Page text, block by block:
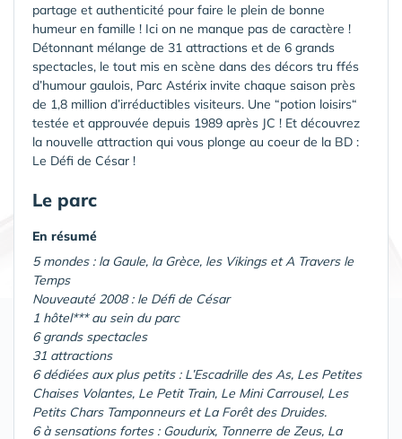
partage et authenticité pour faire le plein de bonne
humeur en famille ! Ici on ne manque pas de caractère !
Détonnant mélange de 31 attractions et de 6 grands
spectacles, le tout mis en scène dans des décors tru ffés
d’humour gaulois, Parc Astérix invite chaque saison près
de 1,8 million d’irréductibles visiteurs. Une “potion loisirs“
testée et approuvée depuis 1989 après JC ! Et découvrez
la nouvelle attraction qui vous plonge au coeur de la BD :
Le Défi de César !
Le parc
En résumé
5 mondes : la Gaule, la Grèce, les Vikings et A Travers le
Temps
Nouveauté 2008 : le Défi de César
1 hôtel*** au sein du parc
6 grands spectacles
31 attractions
6 dédiées aux plus petits : L’Escadrille des As, Les Petites
Chaises Volantes, Le Petit Train, Le Mini Carrousel, Les
Petits Chars Tamponneurs et La Forêt des Druides.
6 à sensations fortes : Goudurix, Tonnerre de Zeus, La